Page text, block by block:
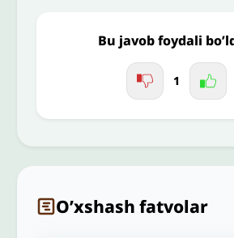
Bu javob foydali
1
O’xshash fatvolar